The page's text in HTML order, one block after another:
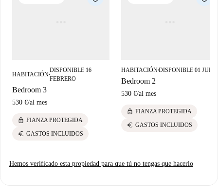
restaurantes Cafeteria Piccolo y Huarique Brasa y Sazón. Además, podrá
HABITACIÓN■
DISPONIBLE 16
FEBRERO
Bedroom 3
530 €/al mes
lock FIANZA PROTEGIDA
euro GASTOS INCLUIDOS
HABITACIÓN■DISPONIBLE 01 JULIO
Bedroom 2
530 €/al mes
lock FIANZA PROTEGIDA
euro GASTOS INCLUIDOS
Hemos verificado esta propiedad para que tú no tengas que hacerlo